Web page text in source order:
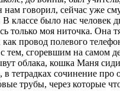
говорил, сейчас уже
классе было нас человек
только моя ниточка. Она
провод полевого
тем, сгоревшим на самом
облака, кошка Маня
тетрадках сочинение про
трубы, через которые